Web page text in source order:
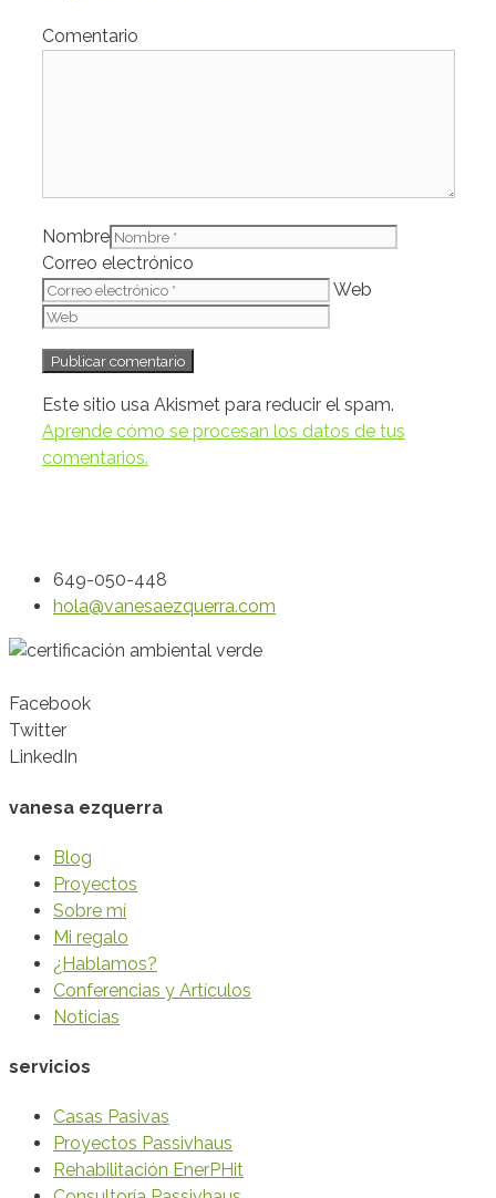
Comentario
Nombre
Correo electrónico
Web
Este sitio usa Akismet para reducir el spam.
Aprende cómo se procesan los datos de tus
comentarios.
649-050-448
hola@vanesaezquerra.com
Facebook
Twitter
LinkedIn
vanesa ezquerra
Blog
Proyectos
Sobre mí
Mi regalo
¿Hablamos?
Conferencias y Artículos
Noticias
servicios
Casas Pasivas
Proyectos Passivhaus
Rehabilitación EnerPHit